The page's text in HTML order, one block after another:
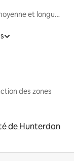
Locations moyenne et longue durée
des zones
de Hunterdon